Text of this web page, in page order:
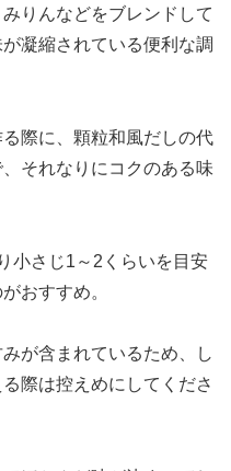
りんなどをブレンドして
凝縮されている便利な調
際に、顆粒和風だしの代
それなりにコクのある味
小さじ1～2くらいを目安
おすすめ。
が含まれているため、し
際は控えめにしてくださ